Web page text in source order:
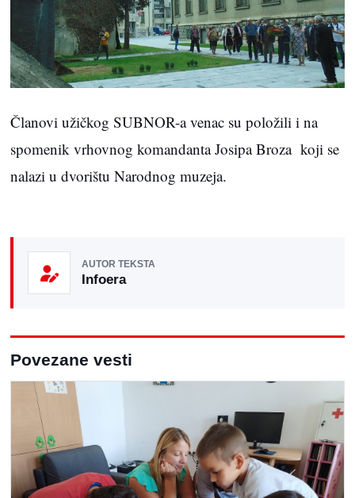
Članovi užičkog SUBNOR-a venac su položili i na
spomenik vrhovnog komandanta Josipa Broza koji se
nalazi u dvorištu Narodnog muzeja.
AUTOR TEKSTA
Infoera
Povezane vesti